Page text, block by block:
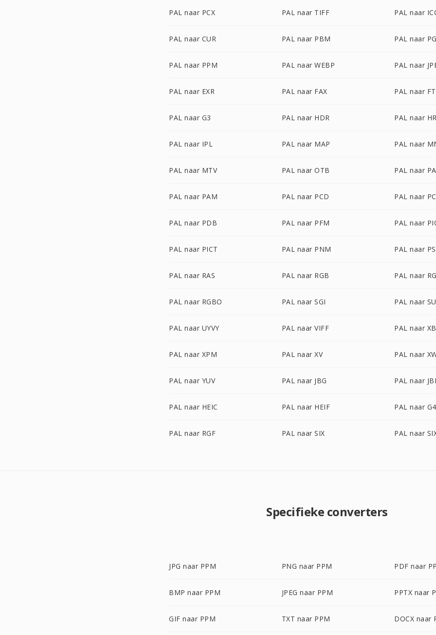
PAL naar PCX PAL naar TIFF PAL naar
PAL naar CUR PAL naar PBM PAL naar
PAL naar PPM PAL naar WEBP PAL naar
PAL naar EXR PAL naar FAX PAL naar
PAL naar G3 PAL naar HDR PAL naar
PAL naar IPL PAL naar MAP PAL naar
PAL naar MTV PAL naar OTB PAL naar
PAL naar PAM PAL naar PCD PAL naar
PAL naar PDB PAL naar PFM PAL naar
PAL naar PICT PAL naar PNM PAL naar
PAL naar RAS PAL naar RGB PAL naar
PAL naar RGBO PAL naar SGI PAL naar
PAL naar UYVY PAL naar VIFF PAL naar
PAL naar XPM PAL naar XV PAL naar
PAL naar YUV PAL naar JBG PAL naar
PAL naar HEIC PAL naar HEIF PAL naar G4
PAL naar RGF PAL naar SIX PAL naar
Specifieke converters
JPG naar PPM PNG naar PPM PDF naar
BMP naar PPM JPEG naar PPM PPTX naar
GIF naar PPM TXT naar PPM DOCX naar